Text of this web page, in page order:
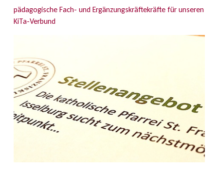
pädagogische Fach- und Ergänzungskräftekräfte für unseren
KiTa-Verbund